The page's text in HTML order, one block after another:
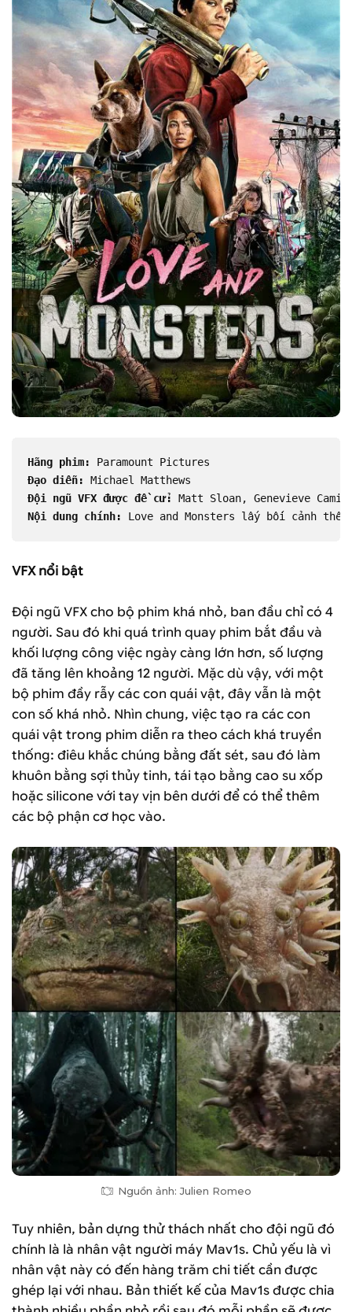
Hãng phim:
Paramount Pictures
Đạo diễn:
Michael Matthews
Đội ngũ VFX được đề cử:
Matt Sloan, Genevieve
Nội dung chính:
Love and Monsters lấy bối cảnh
VFX nổi bật
Đội ngũ VFX cho bộ phim khá nhỏ, ban đầu chỉ có 4
người. Sau đó khi quá trình quay phim bắt đầu và
khối lượng công việc ngày càng lớn hơn, số lượng
đã tăng lên khoảng 12 người. Mặc dù vậy, với một
bộ phim đầy rẫy các con quái vật, đây vẫn là một
con số khá nhỏ. Nhìn chung, việc tạo ra các con
quái vật trong phim diễn ra theo cách khá truyền
thống: điêu khắc chúng bằng đất sét, sau đó làm
khuôn bằng sợi thủy tinh, tái tạo bằng cao su xốp
hoặc silicone với tay vịn bên dưới để có thể thêm
các bộ phận cơ học vào.
Nguồn ảnh: Julien Romeo
Tuy nhiên, bản dựng thử thách nhất cho đội ngũ đó
chính là là nhân vật người máy Mav1s. Chủ yếu là vì
nhân vật này có đến hàng trăm chi tiết cần được
ghép lại với nhau. Bản thiết kế của Mav1s được chia